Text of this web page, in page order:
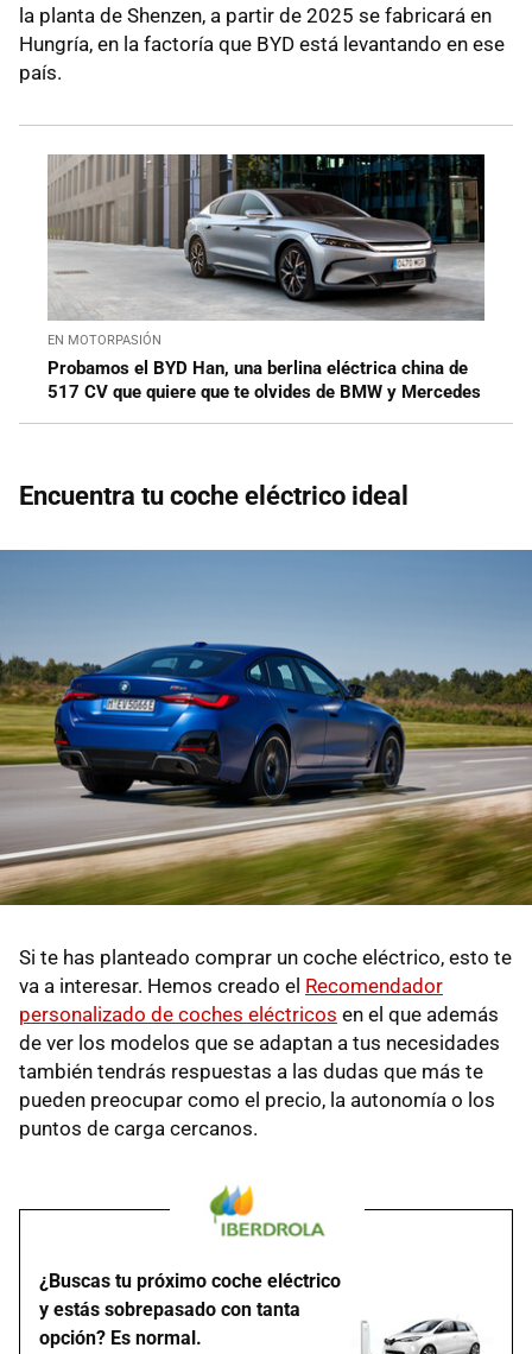
la planta de Shenzen, a partir de 2025 se fabricará en
Hungría, en la factoría que BYD está levantando en ese
país.
EN MOTORPASIÓN
Probamos el BYD Han, una berlina eléctrica china de
517 CV que quiere que te olvides de BMW y Mercedes
Encuentra tu coche eléctrico ideal
Si te has planteado comprar un coche eléctrico, esto te
va a interesar. Hemos creado el Recomendador
personalizado de coches eléctricos en el que además
de ver los modelos que se adaptan a tus necesidades
también tendrás respuestas a las dudas que más te
pueden preocupar como el precio, la autonomía o los
puntos de carga cercanos.
¿Buscas tu próximo coche eléctrico
y estás sobrepasado con tanta
opción? Es normal.